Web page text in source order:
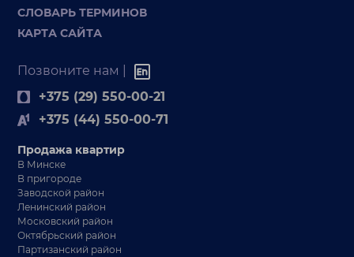
СЛОВАРЬ ТЕРМИНОВ
КАРТА САЙТА
Позвоните нам |
+375 (29) 550-00-21
+375 (44) 550-00-71
Продажа квартир
В Минске
В пригороде
Заводской район
Ленинский район
Московский район
Октябрьский район
Партизанский район